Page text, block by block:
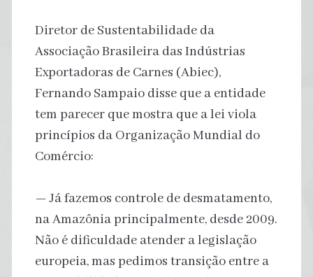
Diretor de Sustentabilidade da
Associação Brasileira das Indústrias
Exportadoras de Carnes (Abiec),
Fernando Sampaio disse que a entidade
tem parecer que mostra que a lei viola
princípios da Organização Mundial do
Comércio:
— Já fazemos controle de desmatamento,
na Amazônia principalmente, desde 2009.
Não é dificuldade atender a legislação
europeia, mas pedimos transição entre a